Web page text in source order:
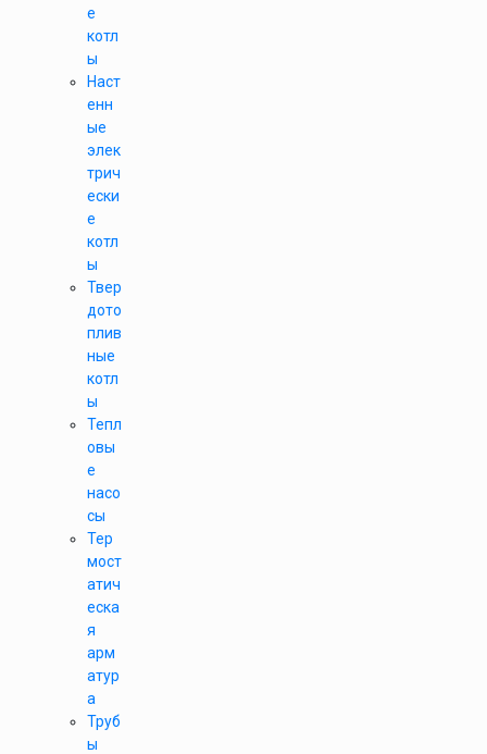
е
котл
ы
Наст
енн
ые
элек
трич
ески
е
котл
ы
Твер
дото
плив
ные
котл
ы
Тепл
овы
е
насо
сы
Тер
мост
атич
еска
я
арм
атур
а
Труб
ы